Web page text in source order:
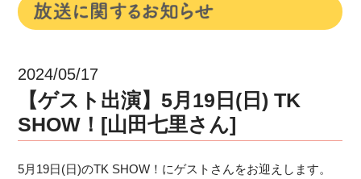
2024/05/17
【ゲスト出演】5月19日(日) TK
SHOW！[山田七里さん]
5月19日(日)のTK SHOW！にゲストさんをお迎えします。